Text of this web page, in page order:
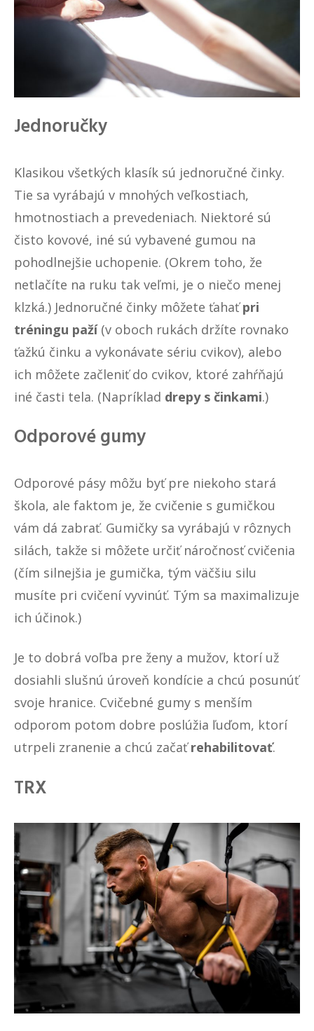
Jednoručky
Klasikou všetkých klasík sú jednoručné činky.
Tie sa vyrábajú v mnohých veľkostiach,
hmotnostiach a prevedeniach. Niektoré sú
čisto kovové, iné sú vybavené gumou na
pohodlnejšie uchopenie. (Okrem toho, že
netlačíte na ruku tak veľmi, je o niečo menej
klzká.) Jednoručné činky môžete ťahaťpri
tréningu paží(v oboch rukách držíte rovnako
ťažkú činku a vykonávate sériu cvikov), alebo
ich môžete začleniť do cvikov, ktoré zahŕňajú
iné časti tela. (Napríklad drepy s činkami.)
Odporové gumy
Odporové pásy môžu byť pre niekoho stará
škola, ale faktom je, že cvičenie s gumičkou
vám dá zabrať. Gumičky sa vyrábajú v rôznych
silách, takže si môžete určiť náročnosť cvičenia
(čím silnejšia je gumička, tým väčšiu silu
musíte pri cvičení vyvinúť. Tým sa maximalizuje
ich účinok.)
Je to dobrá voľba pre ženy a mužov, ktorí už
dosiahli slušnú úroveň kondície a chcú posunúť
svoje hranice. Cvičebné gumy s menším
odporom potom dobre poslúžia ľuďom, ktorí
utrpeli zranenie a chcú začaťrehabilitovať.
TRX